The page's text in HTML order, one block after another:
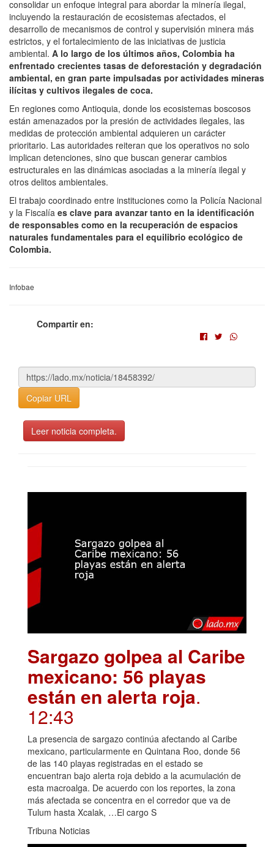
consolidar un enfoque integral para abordar la minería ilegal,
incluyendo la restauración de ecosistemas afectados, el
desarrollo de mecanismos de control y supervisión minera más
estrictos, y el fortalecimiento de las iniciativas de justicia
ambiental. A lo largo de los últimos años, Colombia ha
enfrentado crecientes tasas de deforestación y degradación
ambiental, en gran parte impulsadas por actividades mineras
ilícitas y cultivos ilegales de coca.
En regiones como Antioquia, donde los ecosistemas boscosos
están amenazados por la presión de actividades ilegales, las
medidas de protección ambiental adquieren un carácter
prioritario. Las autoridades reiteran que los operativos no solo
implican detenciones, sino que buscan generar cambios
estructurales en las dinámicas asociadas a la minería ilegal y
otros delitos ambientales.
El trabajo coordinado entre instituciones como la Policía Nacional
y la Fiscalía es clave para avanzar tanto en la identificación
de responsables como en la recuperación de espacios
naturales fundamentales para el equilibrio ecológico de
Colombia.
Infobae
Compartir en:
Copiar URL
Leer noticia completa.
Sargazo golpea al Caribe
mexicano: 56 playas
están en alerta roja.
12:43
La presencia de sargazo continúa afectando al Caribe
mexicano, particularmente en Quintana Roo, donde 56
de las 140 playas registradas en el estado se
encuentran bajo alerta roja debido a la acumulación de
esta macroalga. De acuerdo con los reportes, la zona
más afectada se concentra en el corredor que va de
Tulum hasta Xcalak, …El cargo S
Tribuna Noticias